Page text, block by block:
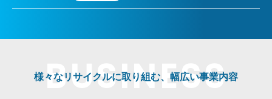
様々なリサイクルに取り組む、幅広い事業内容